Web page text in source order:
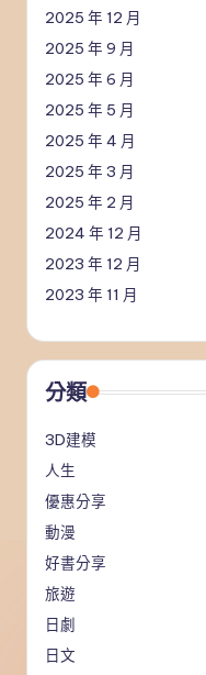
2025 年 12 月
2025 年 9 月
2025 年 6 月
2025 年 5 月
2025 年 4 月
2025 年 3 月
2025 年 2 月
2024 年 12 月
2023 年 12 月
2023 年 11 月
分類
3D建模
人生
優惠分享
動漫
好書分享
旅遊
日劇
日文